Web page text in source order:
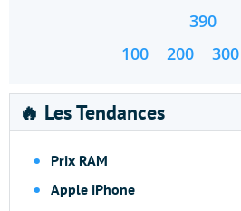
390
100
200 300
🔥 Les Tendances
Prix RAM
Apple iPhone